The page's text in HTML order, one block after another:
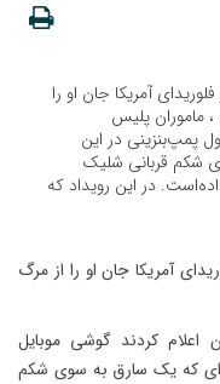
آمریکا جان او را
ماموران پلیس
پمپ‌بنزینی در این
شکم قربانی شلیک
در این رویداد که
آمریکا جان او را از مرگ
اعلام کردند گوشی موبایل
که یک سارق به سوی شکم